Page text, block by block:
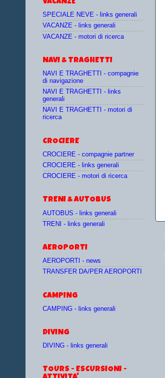
VACANZE
SPECIALE NEVE - links generali
VACANZE - links generali
VACANZE - motori di ricerca
NAVI & TRAGHETTI
NAVI E TRAGHETTI - compagnie
di navigazione
NAVI E TRAGHETTI - links
generali
NAVI E TRAGHETTI - motori di
ricerca
CROCIERE
CROCIERE - compagnie partner
CROCIERE - links generali
CROCIERE - motori di ricerca
TRENI & AUTOBUS
AUTOBUS - links generali
TRENI - links generali
AEROPORTI
AEROPORTI - news
TRANSFER DA/PER AEROPORTI
CAMPING
CAMPING - links generali
DIVING
DIVING - links generali
TOURS - ESCURSIONI -